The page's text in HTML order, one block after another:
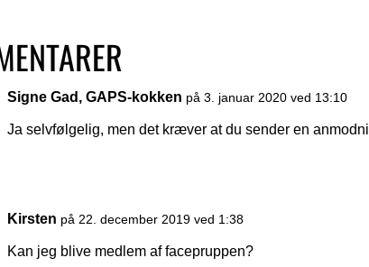
Signe Gad, GAPS-kokken på 3. januar 2020 ved 13:10
Ja selvfølgelig, men det kræver at du sender en
Kirsten på 22. december 2019 ved 1:38
Kan jeg blive medlem af facepruppen?